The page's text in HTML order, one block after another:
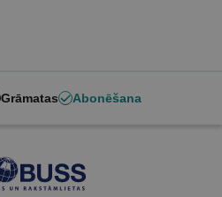
Grāmatas Abonēšana